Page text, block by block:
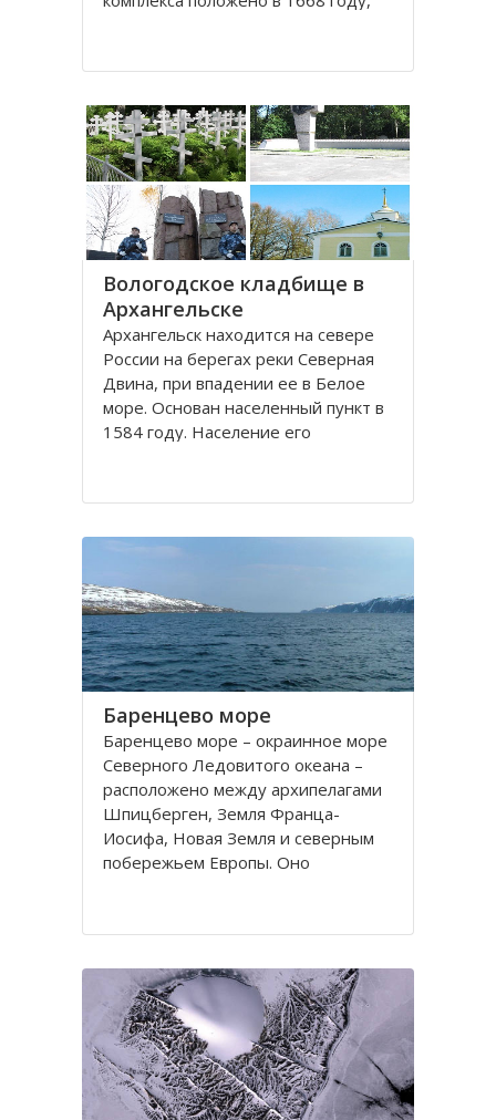
себе две функции: торговую и
Архангельск на тот момент являлся
крупным
Вологодское кладбище в
Архангельске
Архангельск находится на севере
России на берегах реки Северная
Двина, при впадении ее в Белое
море. Основан населенный пункт в
1584 году. Население его
порт. На территории города, в
расположено Вологодское
Баренцево море
Баренцево море – окраинное море
Северного Ледовитого океана –
расположено между архипелагами
Шпицберген, Земля Франца-
Иосифа, Новая Земля и северным
побережьем Европы. Оно
поверхности составляет 1424
Вмещает 282